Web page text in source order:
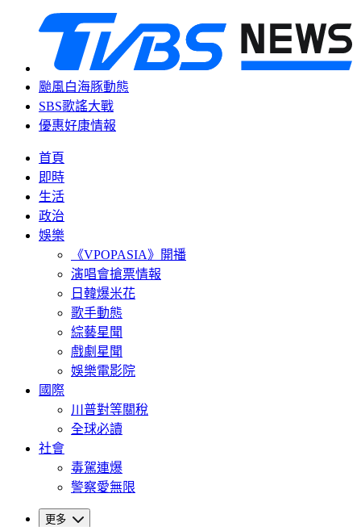
颱風白海豚動態
SBS歌謠大戰
優惠好康情報
首頁
即時
生活
政治
娛樂
《VPOPASIA》開播
演唱會搶票情報
日韓爆米花
歌手動態
綜藝星聞
戲劇星聞
娛樂電影院
國際
川普對等關稅
全球必讀
社會
毒駕連爆
警察愛無限
更多